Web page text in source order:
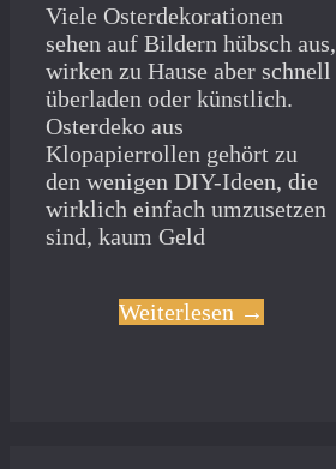
Viele Osterdekorationen
sehen auf Bildern hübsch aus,
wirken zu Hause aber schnell
überladen oder künstlich.
Osterdeko aus
Klopapierrollen gehört zu
den wenigen DIY-Ideen, die
wirklich einfach umzusetzen
sind, kaum Geld
Weiterlesen →